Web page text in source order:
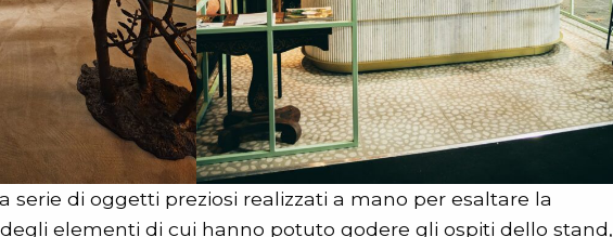
serie di oggetti preziosi realizzati a mano per esaltare la
elementi di cui hanno potuto godere gli ospiti dello stand,